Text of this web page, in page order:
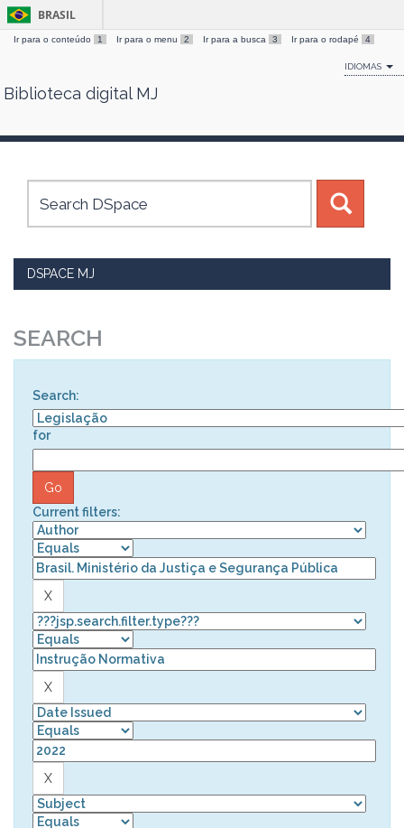
Skip
BRASIL
Ir para o conteúdo 1 Ir para o menu 2 Ir para a busca 3 Ir para o rodapé 4
IDIOMAS
Biblioteca digital MJ
DSPACE MJ
SEARCH
Search:
for
Current filters: